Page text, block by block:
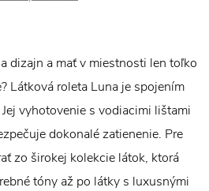
dizajn a mať v miestnosti len toľko
Látková roleta Luna je spojením
vyhotovenie s vodiacimi lištami
dokonalé zatienenie. Pre
zo širokej kolekcie látok, ktorá
tóny až po látky s luxusnými